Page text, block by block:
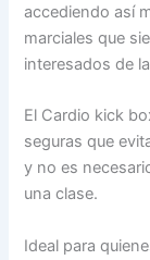
accediendo así
marciales que
interesados de
El Cardio kick
seguras que
y no es
una clase.
Ideal para